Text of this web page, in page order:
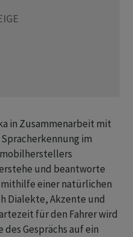
in Zusammenarbeit mit
im
und beantworte
einer natürlichen
Dialekte, Akzente und
für den Fahrer wird
Gesprächs auf ein